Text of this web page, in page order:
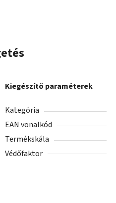
Kiegészítő paraméterek
Kategória
EAN vonalkód
Termékskála
Védőfaktor